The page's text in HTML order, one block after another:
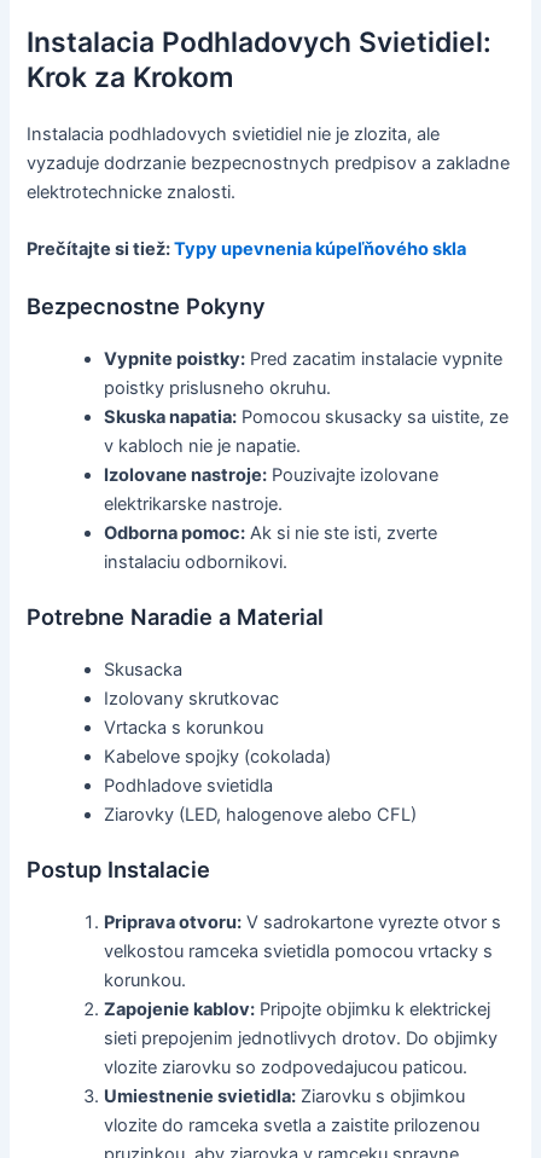
Instalacia Podhladovych Svietidiel:
Krok za Krokom
Instalacia podhladovych svietidiel nie je zlozita, ale
vyzaduje dodrzanie bezpecnostnych predpisov a zakladne
elektrotechnicke znalosti.
Prečítajte si tiež:Typy upevnenia kúpeľňového skla
Bezpecnostne Pokyny
Vypnite poistky: Pred zacatim instalacie vypnite
poistky prislusneho okruhu.
Skuska napatia: Pomocou skusacky sa uistite, ze
v kabloch nie je napatie.
Izolovane nastroje: Pouzivajte izolovane
elektrikarske nastroje.
Odborna pomoc: Ak si nie ste isti, zverte
instalaciu odbornikovi.
Potrebne Naradie a Material
Skusacka
Izolovany skrutkovac
Vrtacka s korunkou
Kabelove spojky (cokolada)
Podhladove svietidla
Ziarovky (LED, halogenove alebo CFL)
Postup Instalacie
Priprava otvoru: V sadrokartone vyrezte otvor s
velkostou ramceka svietidla pomocou vrtacky s
korunkou.
Zapojenie kablov: Pripojte objimku k elektrickej
sieti prepojenim jednotlivych drotov. Do objimky
vlozite ziarovku so zodpovedajucou paticou.
Umiestnenie svietidla: Ziarovku s objimkou
vlozite do ramceka svetla a zaistite prilozenou